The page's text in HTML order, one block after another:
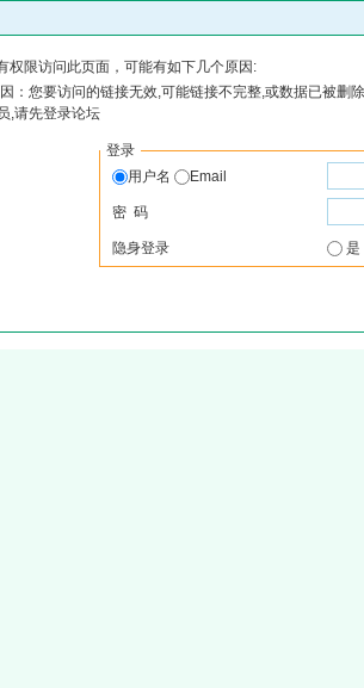
权限访问此页面，可能有如下几个原因:
：您要访问的链接无效,可能链接不完整,或数据已被删
,请先登录论坛
登录
用户名
Email
密 码
隐身登录